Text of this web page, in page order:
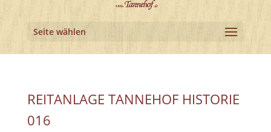
Seite wählen
REITANLAGE TANNEHOF HISTORIE
016